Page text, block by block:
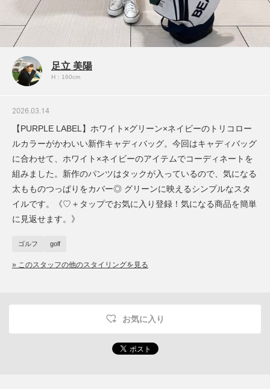
足立 美陽
H：160cm
2026.03.14
【PURPLE LABEL】ホワイト×グリーン×ネイビーのトリコロー
ルカラーがかわいい新作キャディバッグ。今回はキャディバッグ
に合わせて、ホワイト×ネイビーのアイテムでコーディネートを
組みました。新作のパンツはタックが入っているので、気になる
太もものつっぱりをカバー◎ グリーンに映えるシンプルなスタ
イルです。《♡＋タップでお気に入り登録！気になる商品を簡単
に見返せます。》
ゴルフ golf
» このスタッフの他のスタイリングを見る
お気に入り